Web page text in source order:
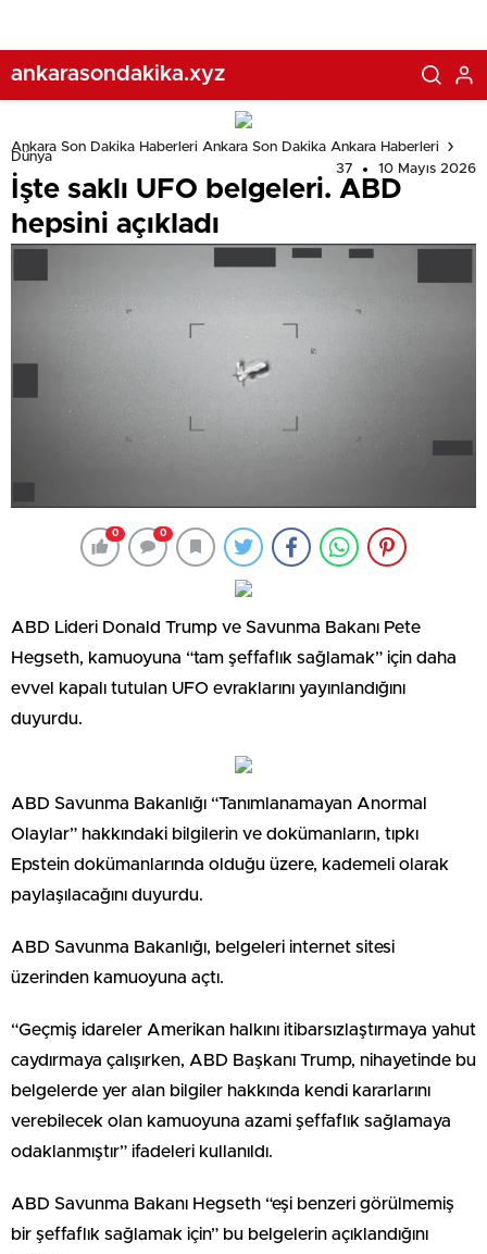
ankarasondakika.xyz
Ankara Son Dakika Haberleri Ankara Son Dakika Ankara Haberleri
Dünya
37
10 Mayıs 2026
İşte saklı UFO belgeleri. ABD
hepsini açıkladı
0 0
ABD Lideri Donald Trump ve Savunma Bakanı Pete
Hegseth, kamuoyuna “tam şeffaflık sağlamak” için daha
evvel kapalı tutulan UFO evraklarını yayınlandığını
duyurdu.
ABD Savunma Bakanlığı “Tanımlanamayan Anormal
Olaylar” hakkındaki bilgilerin ve dokümanların, tıpkı
Epstein dokümanlarında olduğu üzere, kademeli olarak
paylaşılacağını duyurdu.
ABD Savunma Bakanlığı, belgeleri internet sitesi
üzerinden kamuoyuna açtı.
“Geçmiş idareler Amerikan halkını itibarsızlaştırmaya yahut
caydırmaya çalışırken, ABD Başkanı Trump, nihayetinde bu
belgelerde yer alan bilgiler hakkında kendi kararlarını
verebilecek olan kamuoyuna azami şeffaflık sağlamaya
odaklanmıştır” ifadeleri kullanıldı.
ABD Savunma Bakanı Hegseth “eşi benzeri görülmemiş
bir şeffaflık sağlamak için” bu belgelerin açıklandığını